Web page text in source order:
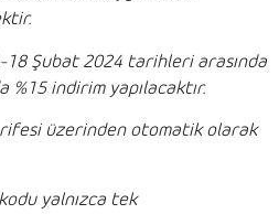
18 Şubat 2024 tarihleri arasında
%15 indirim yapılacaktır.
üzerinden otomatik olarak
yalnızca tek